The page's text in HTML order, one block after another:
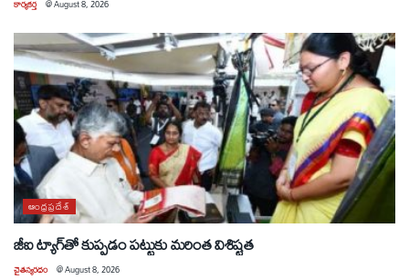
కార్యకర్త @August 8, 2026
ఆంధ్రప్రదేశ్
జీఐ ట్యాగ్‌తో కుప్పడం పట్టుకు మరింత విశిష్టత
చైతన్యరధం @August 8, 2026